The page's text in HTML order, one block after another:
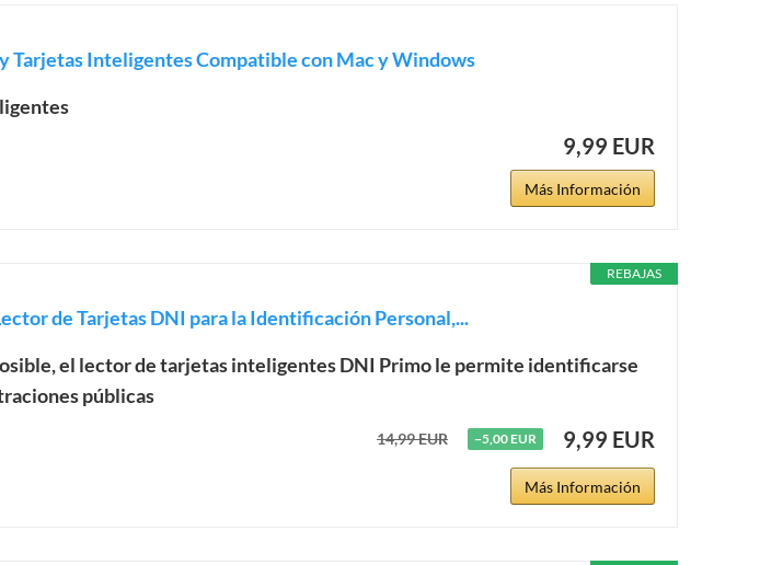
Tarjetas Inteligentes Compatible con Mac y Windows
9,99 EUR
Más Información
REBAJAS
de Tarjetas DNI para la Identificación Personal,...
el lector de tarjetas inteligentes DNI Primo le permite identificarse
públicas
14,99 EUR −5,00 EUR 9,99 EUR
Más Información